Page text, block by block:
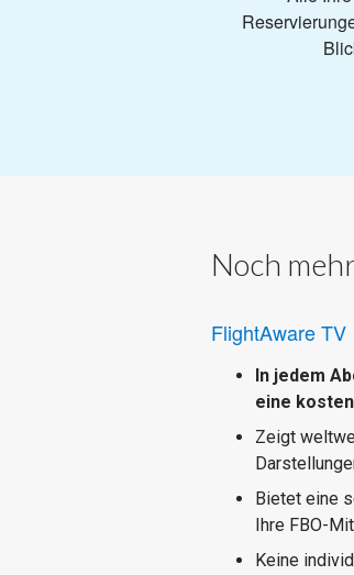
Noch
FlightAware TV
In jedem
eine
Zeigt
Bietet eine
Ihre FBO-
Keine